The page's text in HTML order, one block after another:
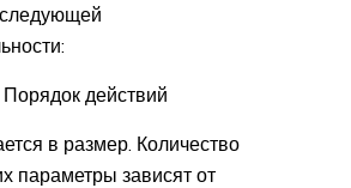
действий
в размер. Количество
параметры зависят от